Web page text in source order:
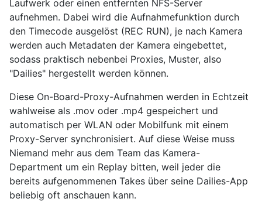
Laufwerk oder einen entfernten NFS-Server
aufnehmen. Dabei wird die Aufnahmefunktion durch
den Timecode ausgelöst (REC RUN), je nach Kamera
werden auch Metadaten der Kamera eingebettet,
sodass praktisch nebenbei Proxies, Muster, also
"Dailies" hergestellt werden können.
Diese On-Board-Proxy-Aufnahmen werden in Echtzeit
wahlweise als .mov oder .mp4 gespeichert und
automatisch per WLAN oder Mobilfunk mit einem
Proxy-Server synchronisiert. Auf diese Weise muss
Niemand mehr aus dem Team das Kamera-
Department um ein Replay bitten, weil jeder die
bereits aufgenommenen Takes über seine Dailies-App
beliebig oft anschauen kann.